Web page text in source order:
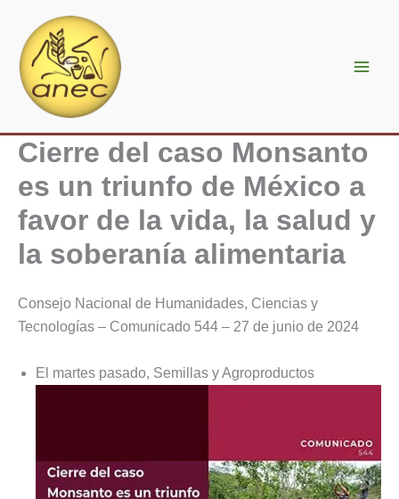
contenido
Cierre del caso Monsanto
es un triunfo de México a
favor de la vida, la salud y
la soberanía alimentaria
Consejo Nacional de Humanidades, Ciencias y
Tecnologías – Comunicado 544 – 27 de junio de 2024
El martes pasado, Semillas y Agroproductos